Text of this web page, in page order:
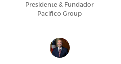
Presidente & Fundador
Pacifico Group